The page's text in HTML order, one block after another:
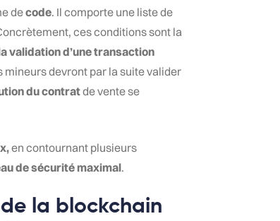
decode. Il comporte une liste de
ces conditions sont la
validation d’une transaction
devront par la suite valider
du contratde vente se
en contournant plusieurs
desécurité maximal.
la blockchain